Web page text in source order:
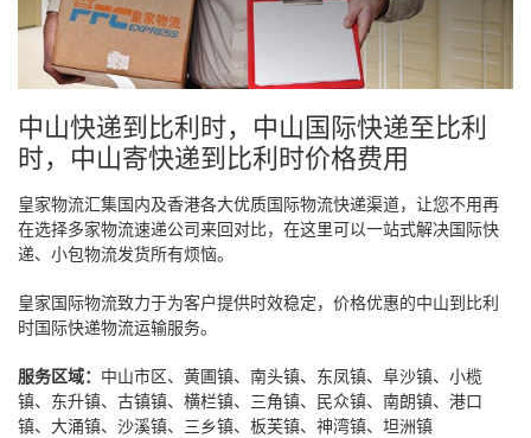
中山快递到比利时，中山国际快递至比利
时，中山寄快递到比利时价格费用
皇家物流汇集国内及香港各大优质国际物流快递渠道，让您不用再
在选择多家物流速递公司来回对比，在这里可以一站式解决国际快
递、小包物流发货所有烦恼。
皇家国际物流致力于为客户提供时效稳定，价格优惠的中山到比利
时国际快递物流运输服务。
服务区域： 中山市区、黄圃镇、南头镇、东凤镇、阜沙镇、小榄
镇、东升镇、古镇镇、横栏镇、三角镇、民众镇、南朗镇、港口
镇、大涌镇、沙溪镇、三乡镇、板芙镇、神湾镇、坦洲镇